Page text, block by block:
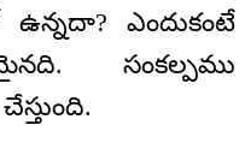
ఎందుకంటే
సంకల్పము